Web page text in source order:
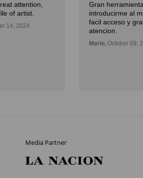
attention,
of artist.
14, 2024
Gran
introducirme al
facil acceso y
atencion.
Mario, October 09,
Media Partner